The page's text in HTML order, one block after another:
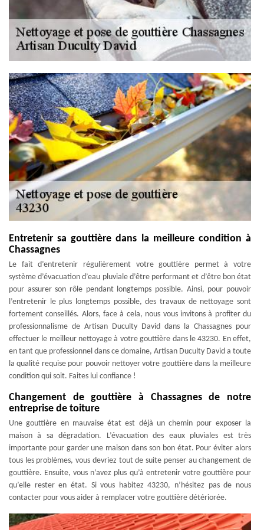
Entretenir sa gouttière dans la meilleure condition à
Chassagnes
Le fait d’entretenir régulièrement votre gouttière permet à votre
système d’évacuation d’eau pluviale d’être performant et d’être bon état
pour assurer son rôle pendant longtemps possible. Ainsi, pour pouvoir
l’entretenir le plus longtemps possible, des travaux de nettoyage sont
fortement conseillés. Alors, face à cela, nous vous invitons à profiter du
professionnalisme de Artisan Duculty David dans la Chassagnes pour
effectuer le meilleur nettoyage à votre gouttière dans le 43230. En effet,
en tant que professionnel dans ce domaine, Artisan Duculty David a toute
la qualité requise pour pouvoir nettoyer votre gouttière dans la meilleure
condition qui soit. Faites lui confiance !
Changement de gouttière à Chassagnes de notre
entreprise de toiture
Une gouttière en mauvaise état est déjà un chemin pour exposer la
maison à sa dégradation. L’évacuation des eaux pluviales est très
importante pour garder une maison dans son bon état. Pour éviter alors
tous les problèmes, vous devriez tout de suite penser au changement de
gouttière. Ensuite, vous n’avez plus qu’à entretenir votre gouttière pour
qu’elle rester en état. Si vous habitez 43230, n’hésitez pas de nous
contacter pour vous aider à remplacer votre gouttière détériorée.